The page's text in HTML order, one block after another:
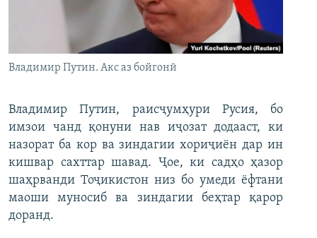
Владимир Путин. Акс аз бойгонӣ
Владимир Путин, раисҷумҳури Русия, бо
имзои чанд қонуни нав иҷозат додааст, ки
назорат ба кор ва зиндагии хориҷиён дар ин
кишвар сахттар шавад. Ҷое, ки садҳо ҳазор
шаҳрванди Тоҷикистон низ бо умеди ёфтани
маоши муносиб ва зиндагии беҳтар қарор
доранд.